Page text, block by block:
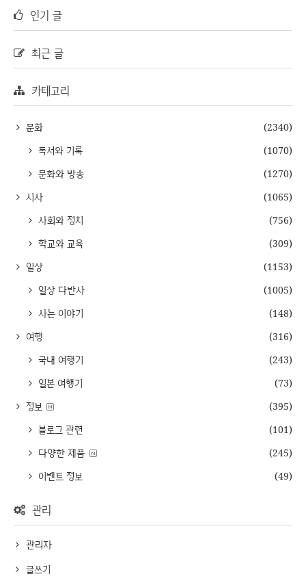
인기 글
최근 글
카테고리
문화
(2340)
독서와 기록
(1070)
문화와 방송
(1270)
시사
(1065)
사회와 정치
(756)
학교와 교육
(309)
일상
(1153)
일상 다반사
(1005)
사는 이야기
(148)
여행
(316)
국내 여행기
(243)
일본 여행기
(73)
정보
(395)
블로그 관련
(101)
다양한 제품
(245)
이벤트 정보
(49)
관리
관리자
글쓰기